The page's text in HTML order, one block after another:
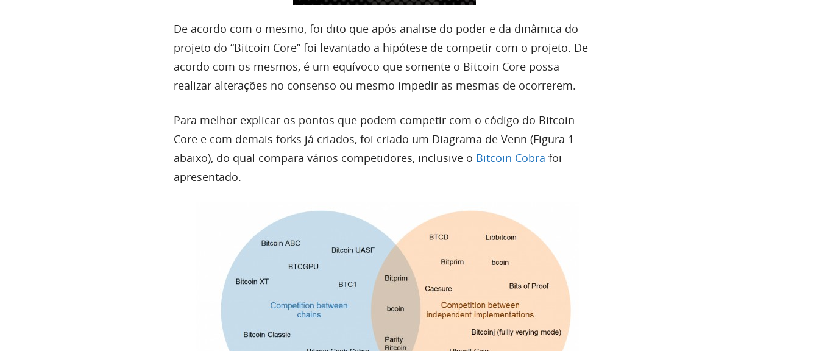
De acordo com o mesmo, foi dito que após analise do poder e da dinâmica do
projeto do “Bitcoin Core” foi levantado a hipótese de competir com o projeto. De
acordo com os mesmos, é um equívoco que somente o Bitcoin Core possa
realizar alterações no consenso ou mesmo impedir as mesmas de ocorrerem.
Para melhor explicar os pontos que podem competir com o código do Bitcoin
Core e com demais forks já criados, foi criado um Diagrama de Venn (Figura 1
abaixo), do qual compara vários competidores, inclusive o Bitcoin Cobra foi
apresentado.